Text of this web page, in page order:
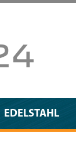
EDELSTAHL